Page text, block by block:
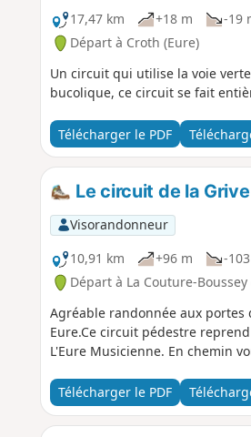
17,47 km
+18 m -19
Départ à Croth (Eure)
Un circuit qui utilise la voie
bucolique, ce circuit se fait
Télécharger le PDF
Le circuit de la
Visorandonneur
10,91 km
+96 m -
Départ à La Couture-Boussey
Agréable randonnée aux portes
Eure.Ce circuit pédestre
L'Eure Musicienne. En chemin
Télécharger le PDF